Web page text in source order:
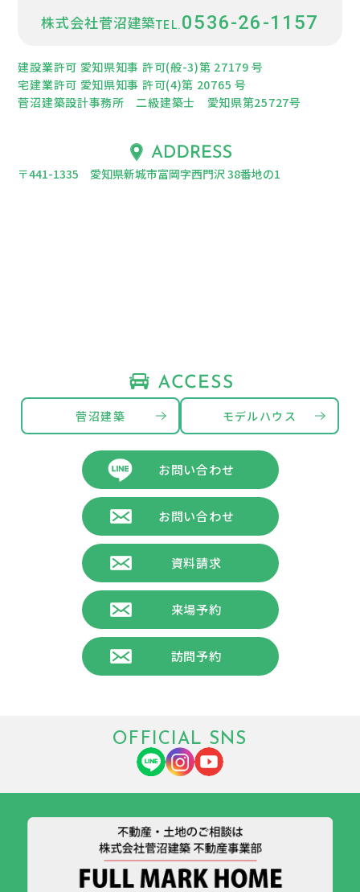
株式会社菅沼建築 0536-26-1157
建設業許可 愛知県知事 許可(般-3)第 27179 号
宅建業許可 愛知県知事 許可(4)第 20765 号
菅沼建築設計事務所 二級建築士 愛知県第25727号
〒441-1335 愛知県新城市富岡字西門沢 38番地の1
菅沼建築 モデルハウス
お問い合わせ
お問い合わせ
資料請求
来場予約
訪問予約
OFFICIAL SNS